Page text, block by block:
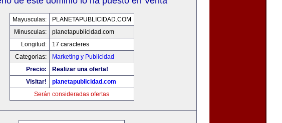
Mayusculas:
PLANETAPUBLICIDAD.COM
Minusculas:
planetapublicidad.com
Longitud:
17 caracteres
Categorias:
Marketing y Publicidad
Precio:
Realizar una oferta!
Visitar!
planetapublicidad.com
Serán consideradas ofertas